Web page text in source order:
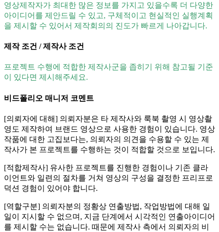
영상제작자가 최대한 많은 정보를 가지고 있을수록 더 다양한
아이디어를 제안드릴 수 있고, 구체적이고 현실적인 실행계획
을 제시할 수 있어서 제작회의의 진도가 빠르게 나아갑니다.
제작 조건 / 제작사 조건
프로젝트 수행에 적합한 제작사군을 좁히기 위해 참고될 기준
이 있다면 제시해주세요.
비드폴리오 매니저 코멘트
[의뢰자에 대해] 의뢰자분은 타 제작사와 룩북 촬영 시 영상촬
영도 제작하여 브랜드 영상으로 사용한 경험이 있습니다. 영상
작품에 대한 고집보다는, 의뢰자의 의견을 수용할 수 있는 제
작사가 본 프로젝트를 수행하는 것이 적합할 것으로 보입니다.
[적합제작사] 유사한 프로젝트를 진행한 경험이나 기존 클라
이언트와 일련의 절차를 거쳐 영상의 구성을 결정한 프리프로
덕션 경험이 있어야 합니다.
[역할구분] 의뢰자분의 정황상 연출방법, 작업방법에 대해 일
일이 지시할 수 없으며, 지금 단계에서 시각적인 연출아이디어
를 제시할 수는 없습니다. 때문에 제작사 측에서 의뢰자의 비